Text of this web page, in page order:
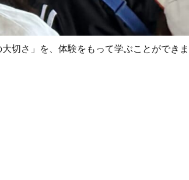
切さ」を、体験をもって学ぶことができま